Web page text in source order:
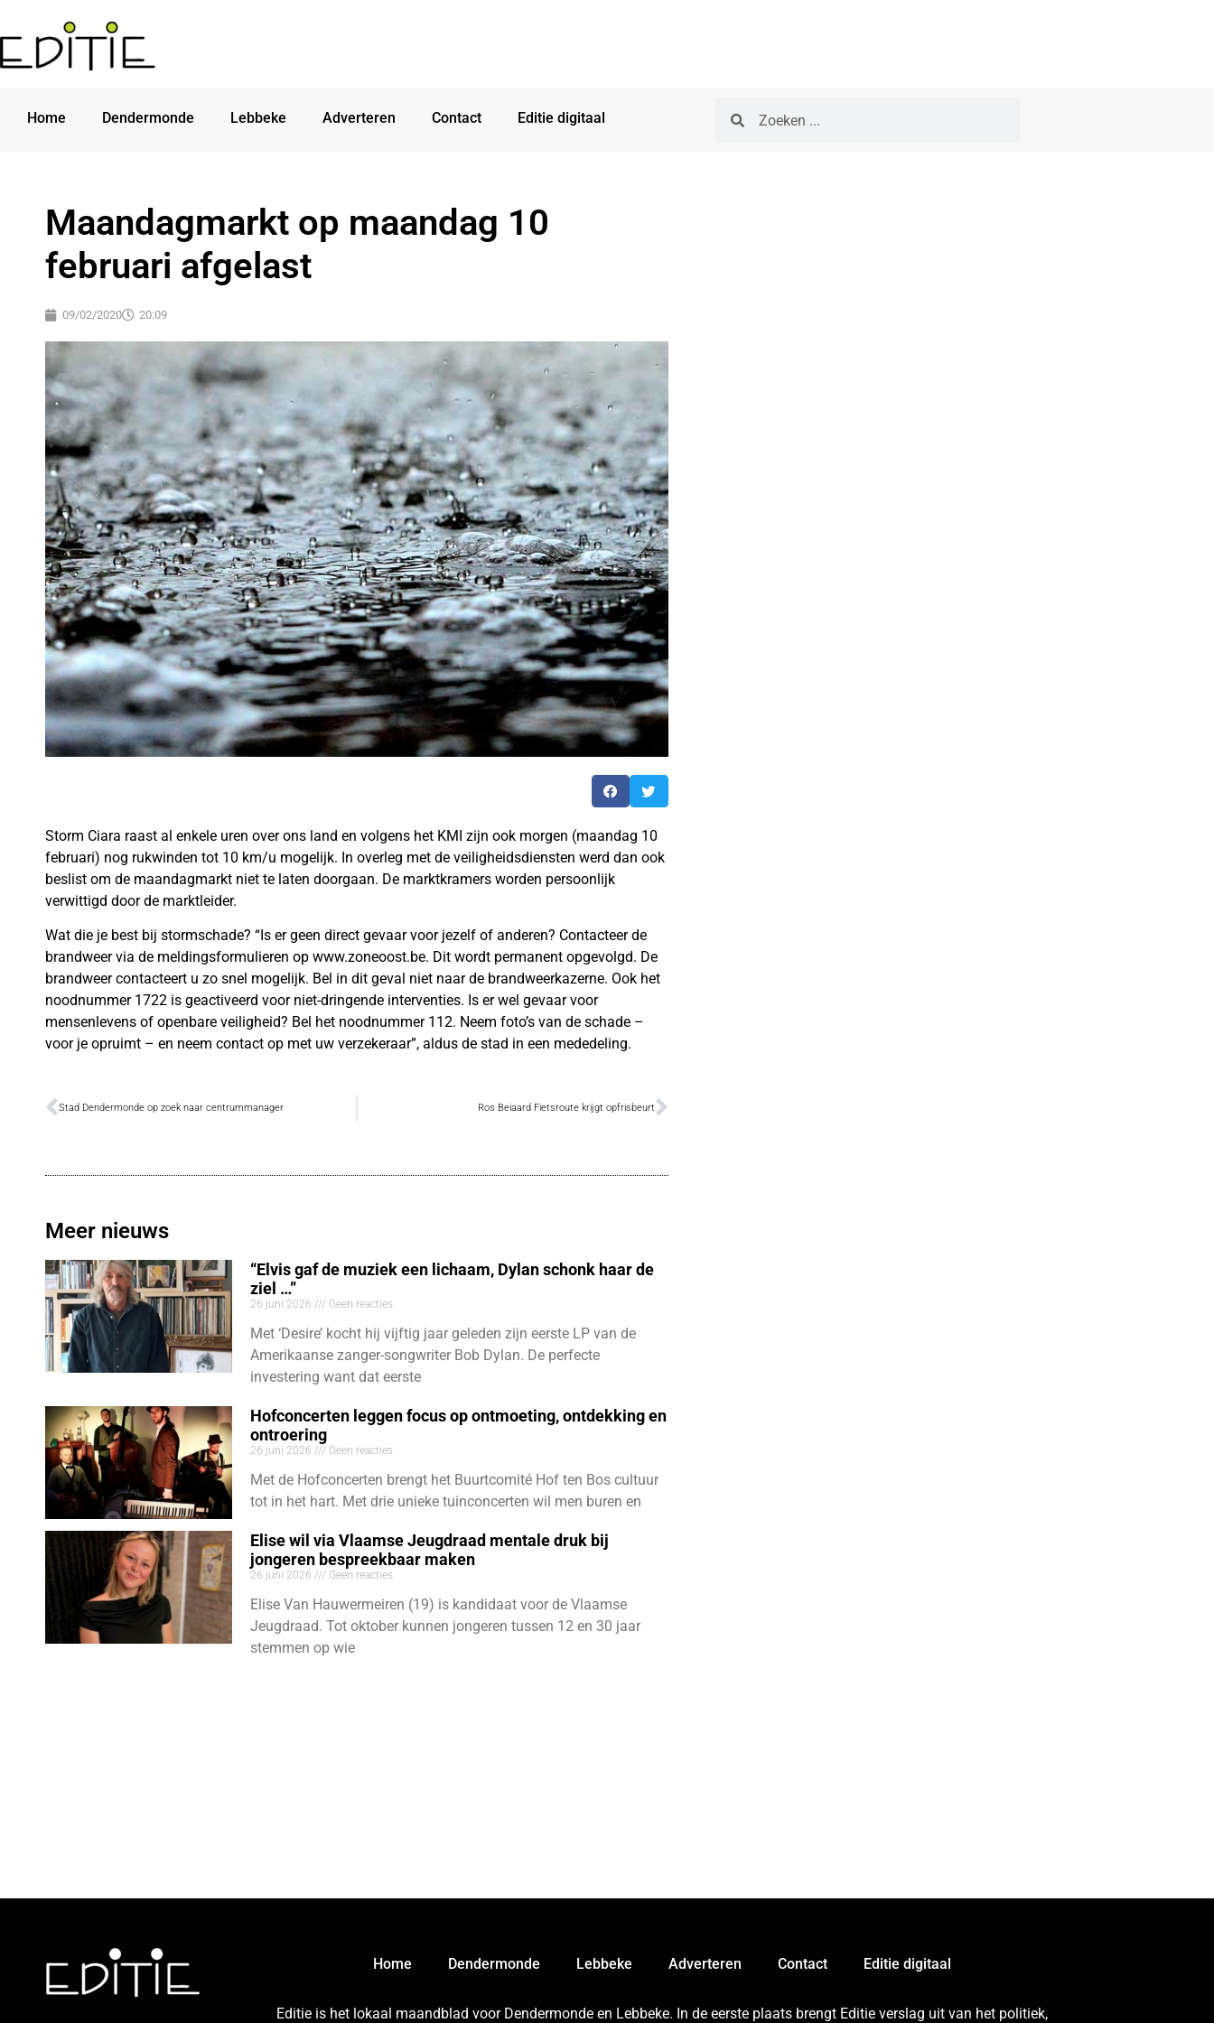
Home Dendermonde Lebbeke Adverteren Contact Editie digitaal
Maandagmarkt op maandag 10
februari afgelast
09/02/2020 20:09
Storm Ciara raast al enkele uren over ons land en volgens het KMI zijn ook morgen (maandag 10
februari) nog rukwinden tot 10 km/u mogelijk. In overleg met de veiligheidsdiensten werd dan ook
beslist om de maandagmarkt niet te laten doorgaan. De marktkramers worden persoonlijk
verwittigd door de marktleider.
Wat die je best bij stormschade? “Is er geen direct gevaar voor jezelf of anderen? Contacteer de
brandweer via de meldingsformulieren op www.zoneoost.be. Dit wordt permanent opgevolgd. De
brandweer contacteert u zo snel mogelijk. Bel in dit geval niet naar de brandweerkazerne. Ook het
noodnummer 1722 is geactiveerd voor niet-dringende interventies. Is er wel gevaar voor
mensenlevens of openbare veiligheid? Bel het noodnummer 112. Neem foto’s van de schade –
voor je opruimt – en neem contact op met uw verzekeraar”, aldus de stad in een mededeling.
Stad Dendermonde op zoek naar centrummanager Ros Beiaard Fietsroute krijgt opfrisbeurt
Meer nieuws
“Elvis gaf de muziek een lichaam, Dylan schonk haar de
ziel …”
26 juni 2026 Geen reacties
Met ‘Desire’ kocht hij vijftig jaar geleden zijn eerste LP van de
Amerikaanse zanger-songwriter Bob Dylan. De perfecte
investering want dat eerste
Hofconcerten leggen focus op ontmoeting, ontdekking en
ontroering
26 juni 2026 Geen reacties
Met de Hofconcerten brengt het Buurtcomité Hof ten Bos cultuur
tot in het hart. Met drie unieke tuinconcerten wil men buren en
Elise wil via Vlaamse Jeugdraad mentale druk bij
jongeren bespreekbaar maken
26 juni 2026 Geen reacties
Elise Van Hauwermeiren (19) is kandidaat voor de Vlaamse
Jeugdraad. Tot oktober kunnen jongeren tussen 12 en 30 jaar
stemmen op wie
Home Dendermonde Lebbeke Adverteren Contact Editie digitaal
Editie is het lokaal maandblad voor Dendermonde en Lebbeke. In de eerste plaats brengt Editie verslag uit van het politiek,